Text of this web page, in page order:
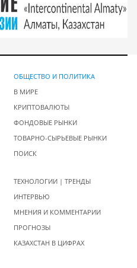
ОБЩЕСТВО И ПОЛИТИКА
В МИРЕ
КРИПТОВАЛЮТЫ
ФОНДОВЫЕ РЫНКИ
ТОВАРНО-СЫРЬЕВЫЕ РЫНКИ
ПОИСК
ТЕХНОЛОГИИ | ТРЕНДЫ
ИНТЕРВЬЮ
МНЕНИЯ И КОММЕНТАРИИ
ПРОГНОЗЫ
КАЗАХСТАН В ЦИФРАХ